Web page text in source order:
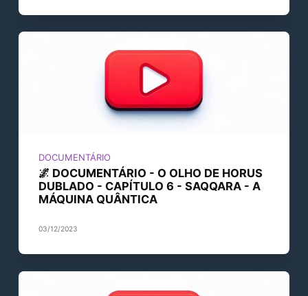
DOCUMENTÁRIO
🌌 DOCUMENTÁRIO - O OLHO DE HORUS
DUBLADO - CAPÍTULO 6 - SAQQARA - A
MÁQUINA QUÂNTICA
03/12/2023